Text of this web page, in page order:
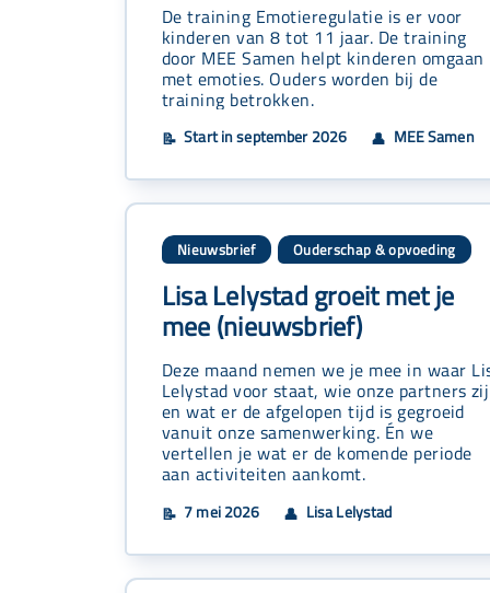
De training Emotieregulatie is er voor
kinderen van 8 tot 11 jaar. De training
door MEE Samen helpt kinderen omgaan
met emoties. Ouders worden bij de
training betrokken.
📝 Start in september 2026 👤 MEE Samen
Nieuwsbrief Ouderschap & opvoeding
Lisa Lelystad groeit met je
mee (nieuwsbrief)
Deze maand nemen we je mee in waar
Lelystad voor staat, wie onze partners
en wat er de afgelopen tijd is gegroeid
vanuit onze samenwerking. Én we
vertellen je wat er de komende periode
aan activiteiten aankomt.
📝 7 mei 2026 👤 Lisa Lelystad